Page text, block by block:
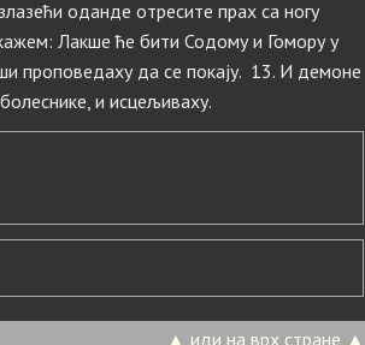
оданде отресите прах са ногу
Лакше ће бити Содому и Гомору у
проповедаху да се покају. 13. И демоне
и исцељиваху.
▲ иди на врх стране ▲